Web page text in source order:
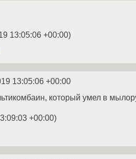
13:05:06 +00:00)
13:05:06 +00:00
который умел в
+00:00)